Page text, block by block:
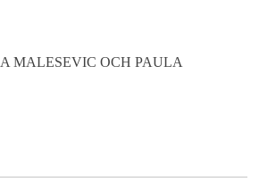
MALESEVIC OCH PAULA